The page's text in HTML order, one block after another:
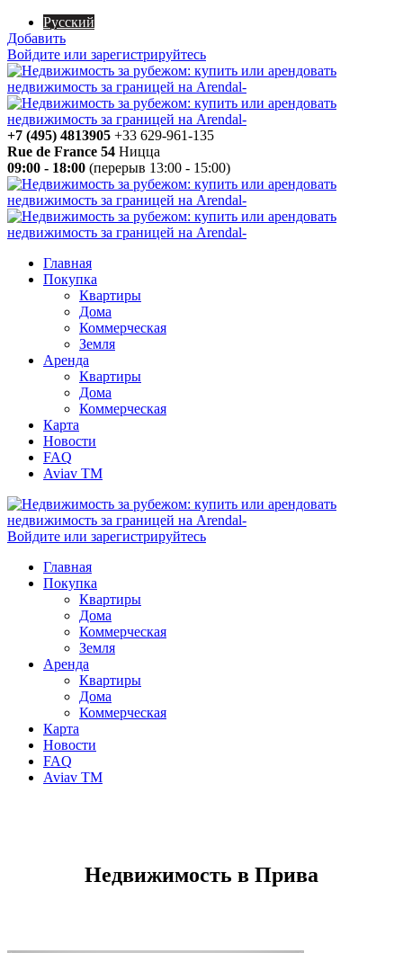
Русский
Добавить
Войдите или зарегистрируйтесь
+7 (495) 4813905 +33 629-961-135
Rue de France 54 Ницца
09:00 - 18:00 (перерыв 13:00 - 15:00)
Главная
Покупка
Квартиры
Дома
Коммерческая
Земля
Аренда
Квартиры
Дома
Коммерческая
Карта
Новости
FAQ
Aviav TM
Войдите или зарегистрируйтесь
Главная
Покупка
Квартиры
Дома
Коммерческая
Земля
Аренда
Квартиры
Дома
Коммерческая
Карта
Новости
FAQ
Aviav TM
Недвижимость в Прива